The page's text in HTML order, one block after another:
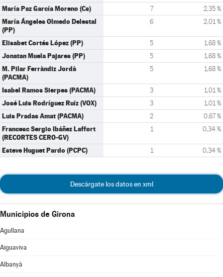
María Paz García Moreno (Cs) 7 2,35 %
María Ángeles Olmedo Delestal
(PP)
6 2,01 %
Elisabet Cortés López (PP) 5 1,68 %
Jonatan Muela Pajares (PP) 5 1,68 %
M. Pilar Ferràndiz Jordà
(PACMA)
5 1,68 %
Isabel Ramos Sierpes (PACMA) 3 1,01 %
José Luis Rodríguez Ruíz (VOX) 3 1,01 %
Luis Pradas Amat (PACMA) 2 0,67 %
Francesc Sergio Ibáñez Laffort
(RECORTES CERO-GV)
1 0,34 %
Esteve Huguet Pardo (PCPC) 1 0,34 %
Descárgate los datos en xml
Municipios de Girona
Agullana
Aiguaviva
Albanyà